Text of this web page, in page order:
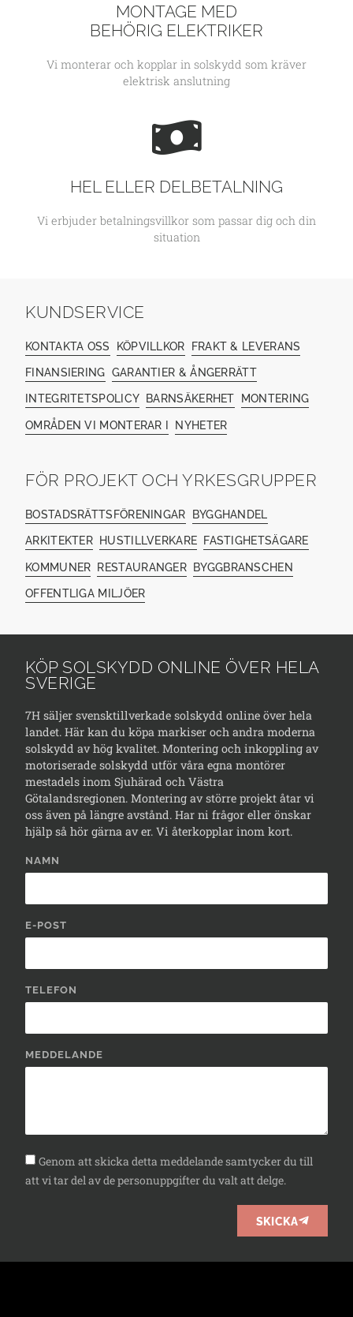
MONTAGE MED
BEHÖRIG ELEKTRIKER
Vi monterar och kopplar in solskydd som kräver
elektrisk anslutning
HEL ELLER DELBETALNING
Vi erbjuder betalningsvillkor som passar dig och din
situation
KUNDSERVICE
KONTAKTA OSS KÖPVILLKOR FRAKT & LEVERANS
FINANSIERING GARANTIER & ÅNGERRÄTT
INTEGRITETSPOLICY BARNSÄKERHET MONTERING
OMRÅDEN VI MONTERAR I NYHETER
FÖR PROJEKT OCH YRKESGRUPPER
BOSTADSRÄTTSFÖRENINGAR BYGGHANDEL
ARKITEKTER HUSTILLVERKARE FASTIGHETSÄGARE
KOMMUNER RESTAURANGER BYGGBRANSCHEN
OFFENTLIGA MILJÖER
KÖP SOLSKYDD ONLINE ÖVER HELA
SVERIGE
7H säljer svensktillverkade solskydd online över hela
landet. Här kan du köpa markiser och andra moderna
solskydd av hög kvalitet. Montering och inkoppling av
motoriserade solskydd utför våra egna montörer
mestadels inom Sjuhärad och Västra
Götalandsregionen. Montering av större projekt åtar vi
oss även på längre avstånd. Har ni frågor eller önskar
hjälp så hör gärna av er. Vi återkopplar inom kort.
NAMN
E-POST
TELEFON
MEDDELANDE
Genom att skicka detta meddelande samtycker du till
att vi tar del av de personuppgifter du valt att delge.
SKICKA